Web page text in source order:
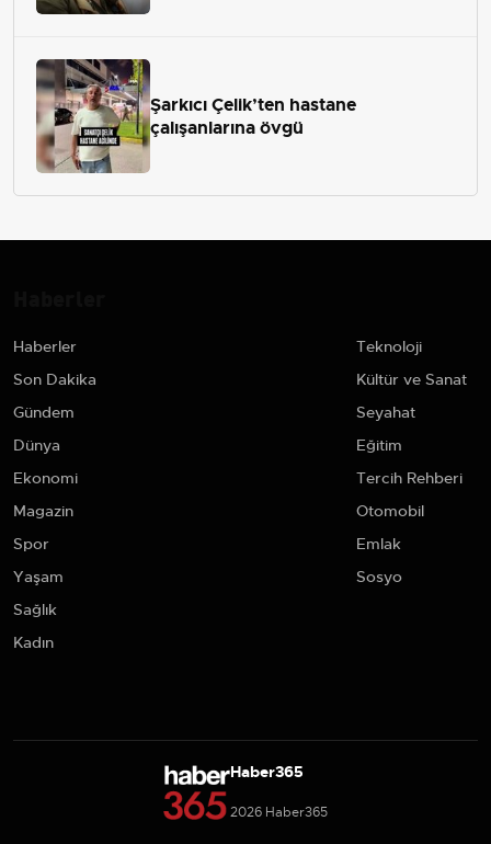
Şarkıcı Çelik’ten hastane
çalışanlarına övgü
Haberler
Son Dakika
Gündem
Dünya
Ekonomi
Magazin
Spor
Yaşam
Sağlık
Kadın
Teknoloji
Kültür ve Sanat
Seyahat
Eğitim
Tercih Rehberi
Otomobil
Emlak
Sosyo
Haber365
2026 Haber365